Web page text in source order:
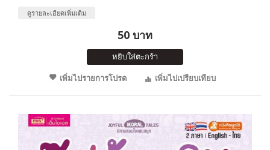
ดูรายละเอียดเพิ่มเติม
50 บาท
หยิบใส่ตะกร้า
เพิ่มไปรายการโปรด
เพิ่มไปเปรียบเทียบ